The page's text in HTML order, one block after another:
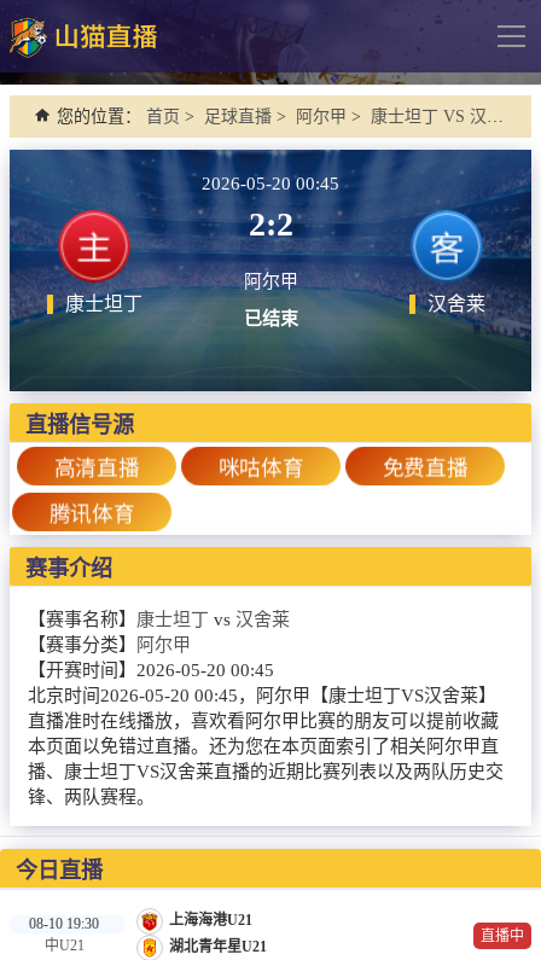
导
网站首页
德甲
法甲
西甲
欧冠杯
中超
篮球直播
NBA
CBA
录像
足球录像
篮球录像
新闻
足球新闻
篮球新闻
体育词条
您的位置： 首页 > 足球直播 > 阿尔甲 > 康士坦丁 VS 汉舍莱
康士坦丁
2026-05-20 00:45
2:2
阿尔甲
已结束
汉舍莱
直播信号源
高清直播 咪咕体育 免费直播
腾讯体育
赛事介绍
【赛事名称】 康士坦丁 vs 汉舍莱
【赛事分类】
阿尔甲
【开赛时间】 2026-05-20 00:45
北京时间2026-05-20 00:45，阿尔甲【康士坦丁VS汉舍莱】
直播准时在线播放，喜欢看阿尔甲比赛的朋友可以提前收藏
本页面以免错过直播。还为您在本页面索引了相关阿尔甲直
播、康士坦丁VS汉舍莱直播的近期比赛列表以及两队历史交
锋、两队赛程。
今日直播
08-10 19:30
中U21
上海海港U21
湖北青年星U21
直播中